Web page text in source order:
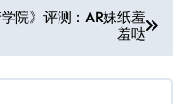
院》评测：AR妹纸羞
羞哒